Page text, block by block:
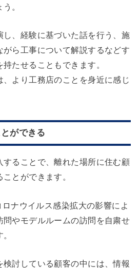
。
し、経験に基づいた話を行う、施
がら工事について解説するなどす
たせることもできます。
、より工務店のことを身近に感じ
ができる
することで、離れた場所に住む顧
とができます。
ナウイルス感染拡大の影響によ
問やモデルルームの訪問を自粛せ
検討している顧客の中には、情報